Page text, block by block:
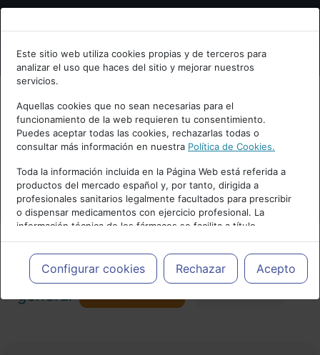
Bienvenid@ a psiquiatria.com
Escribe tu Email
Accede o regístrate con tu email.
Cancelar
Este sitio web utiliza cookies propias y de terceros para
analizar el uso que haces del sitio y mejorar nuestros
servicios.
Aquellas cookies que no sean necesarias para el
funcionamiento de la web requieren tu consentimiento.
Puedes aceptar todas las cookies, rechazarlas todas o
consultar más información en nuestra Política de Cookies.
Toda la información incluida en la Página Web está referida a
productos del mercado español y, por tanto, dirigida a
profesionales sanitarios legalmente facultados para prescribir
o dispensar medicamentos con ejercicio profesional. La
información técnica de los fármacos se facilita a título
meramente informativo, siendo responsabilidad de los
profesionales facultados prescribir medicamentos y decidir, en
cada caso concreto, el tratamiento más adecuado a las
necesidades del paciente.
Configurar cookies Rechazar Acepto
Actualidad y Artículos|Psiquiatría
general